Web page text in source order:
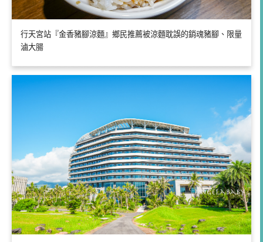
行天宮站『金香豬腳涼麵』鄉民推薦被涼麵耽誤的銷魂豬腳、限量
滷大腸